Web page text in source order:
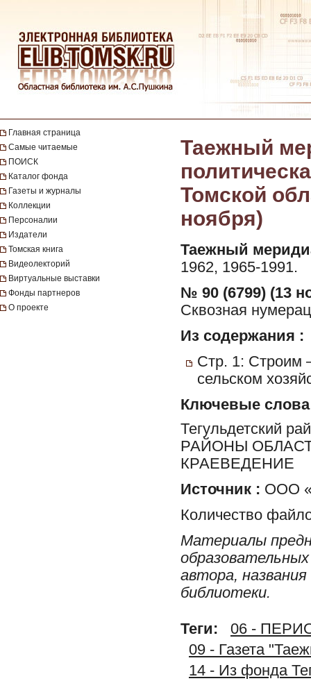
Главная страница
Самые читаемые
ПОИСК
Каталог фонда
Газеты и журналы
Коллекции
Персоналии
Издатели
Томская книга
Видеолекторий
Виртуальные выставки
Фонды партнеров
О проекте
Таежный
Томской
ноября)
Таежный
1962, 1965-1991.
№ 90 (6799) (13
Сквозная
Из содержания :
Стр. 1: Строим
сельском
Ключевые слова
Тегульдетский
РАЙОНЫ
КРАЕВЕДЕНИЕ
Источник : ООО
Количество
Материалы
автора,
библиотеки.
Теги:
06 -
09 - Газета
14 - Из фонда